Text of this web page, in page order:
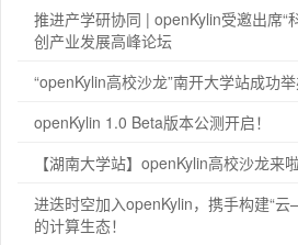
推进产学研协同 | openKylin受邀出席“
创产业发展高峰论坛
“openKylin高校沙龙”南开大学站成功
openKylin 1.0 Beta版本公测开启！
【湖南大学站】openKylin高校沙龙来
进迭时空加入openKylin，携手构建“
的计算生态！